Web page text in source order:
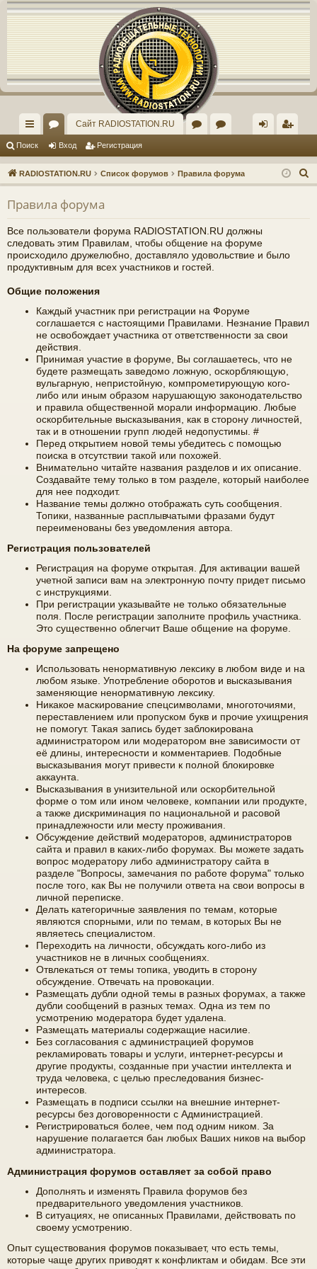
Регистрация
с
ы
лк
и
ор
ум
ы
Сайт RADIOSTATION.RU
ум
"И
ив
ид
уа
но
е
ра
ди
ов
е
щ
ан
ие
"
C
F.
U
ив
ст
ог
о
ум
а
д ис
тр
Поиск Вход Регистрация
RADIOSTATION.RU Список форумов Правила форума
о
Правила форума
Все пользователи форума RADIOSTATION.RU должны
следовать этим Правилам, чтобы общение на форуме
происходило дружелюбно, доставляло удовольствие и было
продуктивным для всех участников и гостей.
Общие положения
Каждый участник при регистрации на Форуме
соглашается с настоящими Правилами. Незнание Правил
не освобождает участника от ответственности за свои
действия.
Принимая участие в форуме, Вы соглашаетесь, что не
будете размещать заведомо ложную, оскорбляющую,
вульгарную, непристойную, компрометирующую кого-
либо или иным образом нарушающую законодательство
и правила общественной морали информацию. Любые
оскорбительные высказывания, как в сторону личностей,
так и в отношении групп людей недопустимы. #
Перед открытием новой темы убедитесь с помощью
поиска в отсутствии такой или похожей.
Внимательно читайте названия разделов и их описание.
Создавайте тему только в том разделе, который наиболее
для нее подходит.
Название темы должно отображать суть сообщения.
Топики, названные расплывчатыми фразами будут
переименованы без уведомления автора.
Регистрация пользователей
Регистрация на форуме открытая. Для активации вашей
учетной записи вам на электронную почту придет письмо
с инструкциями.
При регистрации указывайте не только обязательные
поля. После регистрации заполните профиль участника.
Это существенно облегчит Ваше общение на форуме.
На форуме запрещено
Использовать ненормативную лексику в любом виде и на
любом языке. Употребление оборотов и высказывания
заменяющие ненормативную лексику.
Никакое маскирование спецсимволами, многоточиями,
переставлением или пропуском букв и прочие ухищрения
не помогут. Такая запись будет заблокирована
администратором или модератором вне зависимости от
её длины, интересности и комментариев. Подобные
высказывания могут привести к полной блокировке
аккаунта.
Высказывания в унизительной или оскорбительной
форме о том или ином человеке, компании или продукте,
а также дискриминация по национальной и расовой
принадлежности или месту проживания.
Обсуждение действий модераторов, администраторов
сайта и правил в каких-либо форумах. Вы можете задать
вопрос модератору либо администратору сайта в
разделе "Вопросы, замечания по работе форума" только
после того, как Вы не получили ответа на свои вопросы в
личной переписке.
Делать категоричные заявления по темам, которые
являются спорными, или по темам, в которых Вы не
являетесь специалистом.
Переходить на личности, обсуждать кого-либо из
участников не в личных сообщениях.
Отвлекаться от темы топика, уводить в сторону
обсуждение. Отвечать на провокации.
Размещать дубли одной темы в разных форумах, а также
дубли сообщений в разных темах. Одна из тем по
усмотрению модератора будет удалена.
Размещать материалы содержащие насилие.
Без согласования с администрацией форумов
рекламировать товары и услуги, интернет-ресурсы и
другие продукты, созданные при участии интеллекта и
труда человека, с целью преследования бизнес-
интересов.
Размещать в подписи ссылки на внешние интернет-
ресурсы без договоренности с Администрацией.
Регистрироваться более, чем под одним ником. За
нарушение полагается бан любых Ваших ников на выбор
администратора.
Администрация форумов оставляет за собой право
Дополнять и изменять Правила форумов без
предварительного уведомления участников.
В ситуациях, не описанных Правилами, действовать по
своему усмотрению.
Опыт существования форумов показывает, что есть темы,
которые чаще других приводят к конфликтам и обидам. Все эти